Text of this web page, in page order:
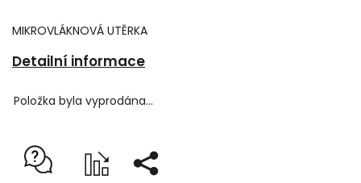
MIKROVLÁKNOVÁ UTĚRKA
Detailní informace
Položka byla vyprodána…